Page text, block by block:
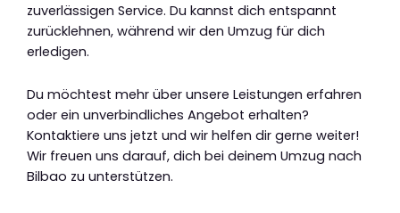
zuverlässigen Service. Du kannst dich entspannt
zurücklehnen, während wir den Umzug für dich
erledigen.
Du möchtest mehr über unsere Leistungen erfahren
oder ein unverbindliches Angebot erhalten?
Kontaktiere uns jetzt und wir helfen dir gerne weiter!
Wir freuen uns darauf, dich bei deinem Umzug nach
Bilbao zu unterstützen.